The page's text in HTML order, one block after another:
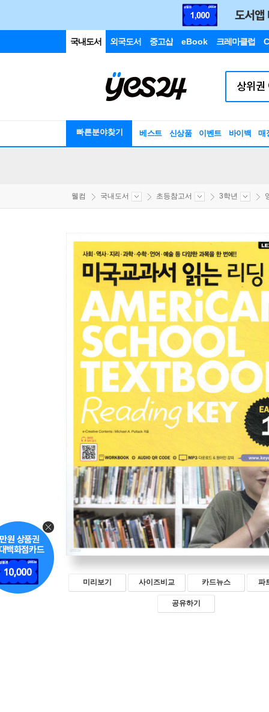
국내도서 외국도서 중고샵 eBook 크레마클럽
빠른분야찾기 베스트 신상품 이벤트 바이백 매
웰컴 국내도서 초등참고서 3학년
미리보기 사이즈비교 카드뉴스 파
공유하기